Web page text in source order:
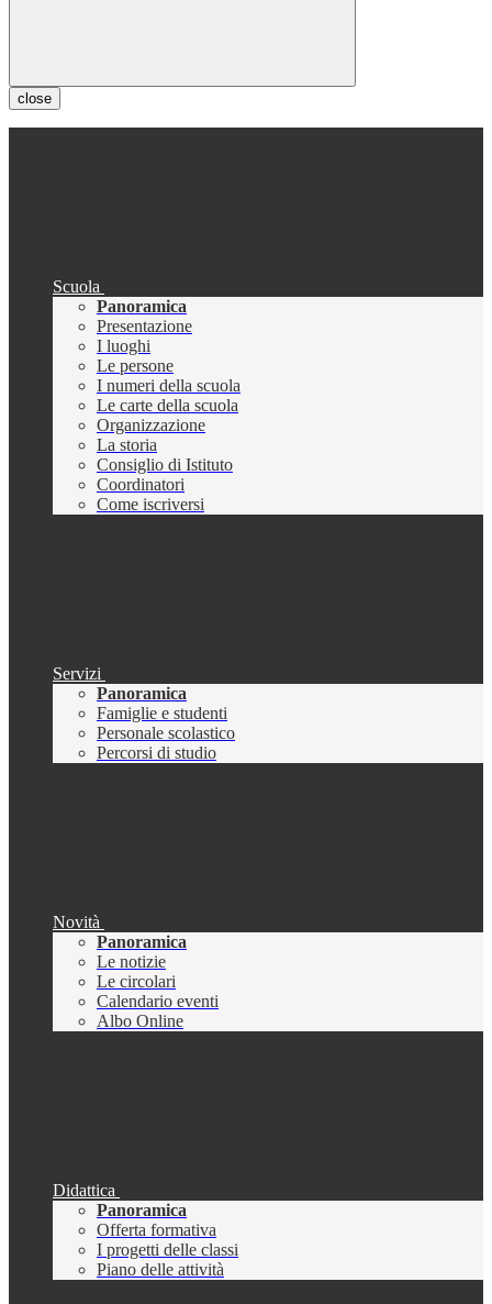
close
Scuola
Panoramica
Presentazione
I luoghi
Le persone
I numeri della scuola
Le carte della scuola
Organizzazione
La storia
Consiglio di Istituto
Coordinatori
Come iscriversi
Servizi
Panoramica
Famiglie e studenti
Personale scolastico
Percorsi di studio
Novità
Panoramica
Le notizie
Le circolari
Calendario eventi
Albo Online
Didattica
Panoramica
Offerta formativa
I progetti delle classi
Piano delle attività